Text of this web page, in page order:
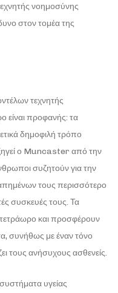
νοημοσύνης
στον τομέα της
τεχνητής
είναι προφανής: τα
δημοφιλή τρόπο
ο Muncaster από την
συζητούν για την
τους περισσότερο
συσκευές τους. Τα
και προσφέρουν
συνήθως με έναν τόνο
τους ανήσυχους ασθενείς.
υγείας